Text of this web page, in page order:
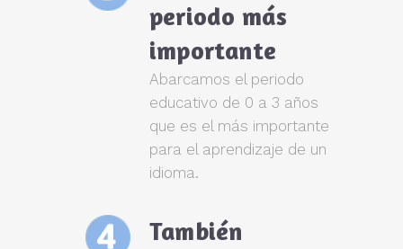
periodo más
importante
Abarcamos el periodo
educativo de 0 a 3 años
que es el más importante
para el aprendizaje de un
idioma.
También